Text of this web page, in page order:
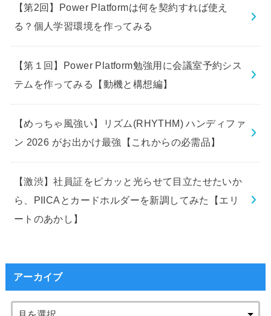
【第2回】Power Platformは何を契約すれば使え
る？個人学習環境を作ってみる
【第１回】Power Platform勉強用に会議室予約シス
テムを作ってみる【動機と構想編】
【めっちゃ風強い】リズム(RHYTHM) ハンディファ
ン 2026 がお出かけ最強【これからの必需品】
【激渋】社員証をピカッと光らせて目立たせたいか
ら、PIICAとカードホルダーを新調してみた【エリ
ートのあかし】
アーカイブ